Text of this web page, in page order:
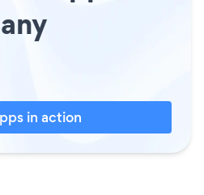
in action